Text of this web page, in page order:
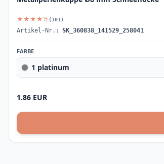
★★★★½ (101)
Artikel-Nr.: SK_360838_141529_258041
FARBE
1 platinum
1.86 EUR